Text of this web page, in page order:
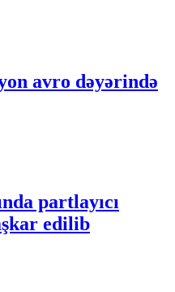
avro dəyərində
partlayıcı
edilib